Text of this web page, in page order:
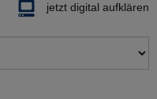
jetzt digital aufklären